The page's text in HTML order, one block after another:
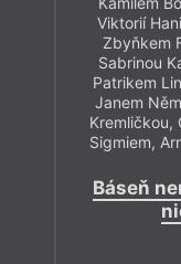
Viktorií
Zbyňkem
Sabrinou
Patrikem
Janem
Kremličkou,
Sigmiem,
Báseň